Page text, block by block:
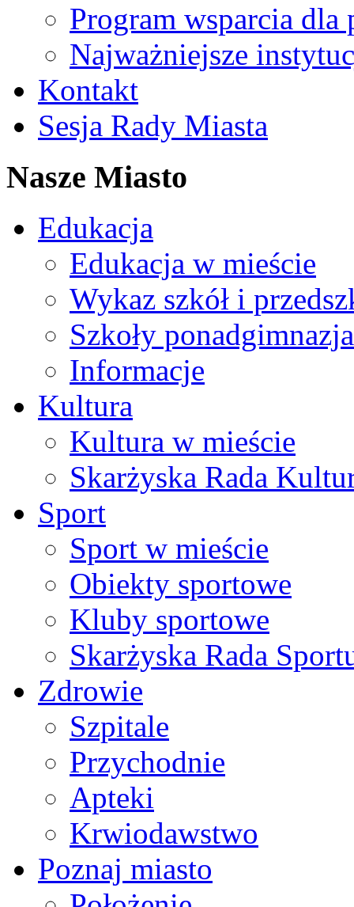
Program wsparcia
Najważniejsze
Kontakt
Sesja Rady Miasta
Nasze Miasto
Edukacja
Edukacja w mieście
Wykaz szkół i
Szkoły
Informacje
Kultura
Kultura w mieście
Skarżyska Rada
Sport
Sport w mieście
Obiekty sportowe
Kluby sportowe
Skarżyska Rada
Zdrowie
Szpitale
Przychodnie
Apteki
Krwiodawstwo
Poznaj miasto